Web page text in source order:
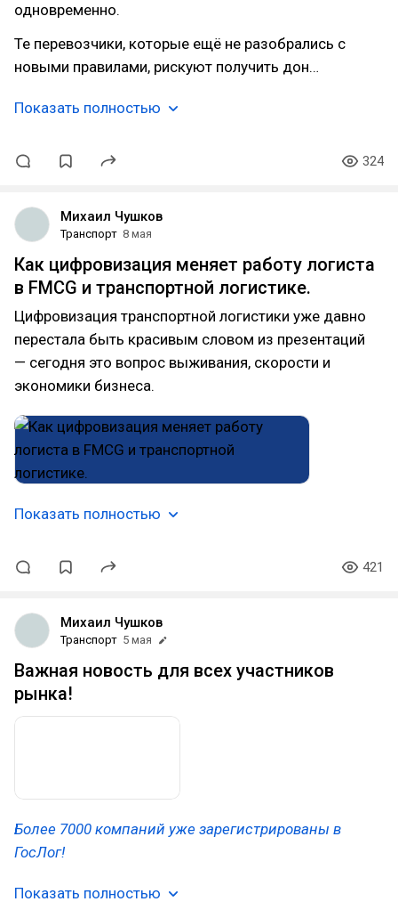
одновременно.
Те перевозчики, которые ещё не разобрались с
новыми правилами, рискуют получить дон…
Показать полностью
324
Михаил Чушков
Транспорт 8 мая
Как цифровизация меняет работу логиста
в FMCG и транспортной логистике.
Цифровизация транспортной логистики уже давно
перестала быть красивым словом из презентаций
— сегодня это вопрос выживания, скорости и
экономики бизнеса.
Показать полностью
421
Михаил Чушков
Транспорт 5 мая
Важная новость для всех участников
рынка!
Более 7000 компаний уже зарегистрированы в
ГосЛог!
Показать полностью